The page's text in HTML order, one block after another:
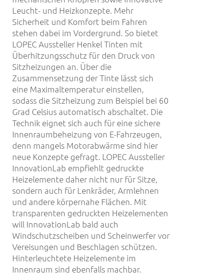
Leucht- und Heizkonzepte. Mehr
Sicherheit und Komfort beim Fahren
stehen dabei im Vordergrund. So bietet
LOPEC Aussteller Henkel Tinten mit
Überhitzungsschutz für den Druck von
Sitzheizungen an. Über die
Zusammensetzung der Tinte lässt sich
eine Maximaltemperatur einstellen,
sodass die Sitzheizung zum Beispiel bei 60
Grad Celsius automatisch abschaltet. Die
Technik eignet sich auch für eine sichere
Innenraumbeheizung von E-Fahrzeugen,
denn mangels Motorabwärme sind hier
neue Konzepte gefragt. LOPEC Aussteller
InnovationLab empfiehlt gedruckte
Heizelemente daher nicht nur für Sitze,
sondern auch für Lenkräder, Armlehnen
und andere körpernahe Flächen. Mit
transparenten gedruckten Heizelementen
will InnovationLab bald auch
Windschutzscheiben und Scheinwerfer vor
Vereisungen und Beschlagen schützen.
Hinterleuchtete Heizelemente im
Innenraum sind ebenfalls machbar.